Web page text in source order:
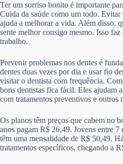
Ter um sorriso bonito é importante
Cuida da saúde como um todo. Evitar
ajuda a melhorar a vida. Além disso,
sente melhor consigo mesmo. Isso
trabalho.
Prevenir problemas nos dentes é
dentes duas vezes por dia e usar fio
visitar o dentista com frequência.
bons dentistas fica fácil. Eles ajudam
com tratamentos preventivos e outros
Os planos têm preços que cabem no
anos pagam R$ 26,49. Jovens entre
têm uma mensalidade de R$ 50,49.
tratamentos específicos, chegando a